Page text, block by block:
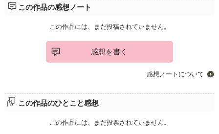
この作品の感想ノート
この作品には、まだ投稿されていません。
感想を書く
感想ノートについて
この作品のひとこと感想
この作品には、まだ投票されていません。